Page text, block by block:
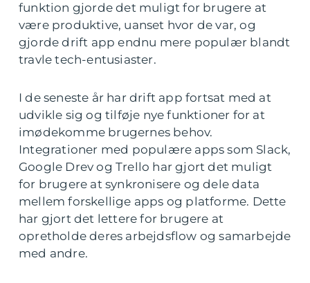
funktion gjorde det muligt for brugere at
være produktive, uanset hvor de var, og
gjorde drift app endnu mere populær blandt
travle tech-entusiaster.
I de seneste år har drift app fortsat med at
udvikle sig og tilføje nye funktioner for at
imødekomme brugernes behov.
Integrationer med populære apps som Slack,
Google Drev og Trello har gjort det muligt
for brugere at synkronisere og dele data
mellem forskellige apps og platforme. Dette
har gjort det lettere for brugere at
opretholde deres arbejdsflow og samarbejde
med andre.